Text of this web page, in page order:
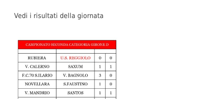
Vedi i risultati della giornata